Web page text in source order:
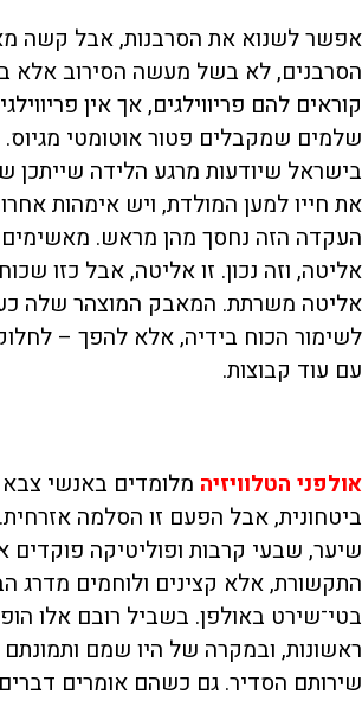
אפשר לשנוא את הסרבנות, אבל קשה
הסרבנים, לא בשל מעשה הסירוב אלא
קוראים להם פריווילגים, אך אין
שלמים שמקבלים פטור אוטומטי
בישראל שיודעות מרגע הלידה שייתכן
את חייו למען המולדת, ויש אימהות
העקדה הזה נחסך מהן מראש.
אליטה, וזה נכון. זו אליטה, אבל כזו
אליטה משרתת. המאבק המוצהר שלה
לשימור הכוח בידיה, אלא להפך –
עם עוד קבוצות.
אולפני הטלוויזיה מלומדים באנשי
ביטחונית, אבל הפעם זו הסלמה
שיער, שבעי קרבות ופוליטיקה פוקדים
התקשורת, אלא קצינים ולוחמים מדרג
בטי־שירט באולפן. בשביל רובם אלו
ראשונות, ובמקרה של היו שמם
שירותם הסדיר. גם כשהם אומרים